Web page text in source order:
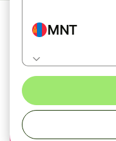
MNT